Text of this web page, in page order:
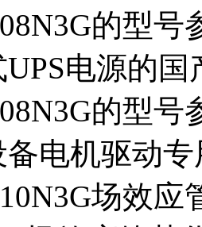
的型号
电源的
的型号
备电机驱动
场效应